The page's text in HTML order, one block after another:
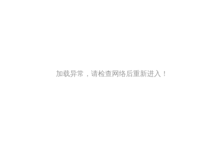
加载异常，请检查网络后重新进入！